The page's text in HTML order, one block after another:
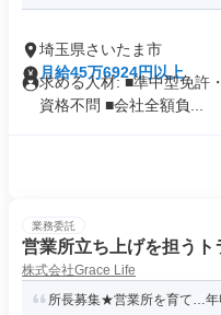
埼玉県さいたま市
月給45万6924円以上
求める人材: ■準中型免許
資格不問 ■会社全額負...
業務委託
営業所立ち上げを担う
株式会社Grace Life
所長募集★営業所を育て…年